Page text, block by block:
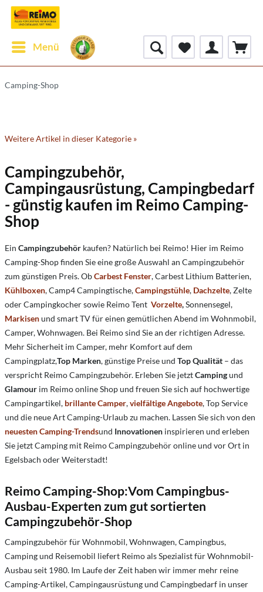
Menü
Camping-Shop
Weitere Artikel in dieser Kategorie »
Campingzubehör,
Campingausrüstung, Campingbedarf
- günstig kaufen im Reimo Camping-
Shop
Ein Campingzubehör kaufen? Natürlich bei Reimo! Hier im Reimo
Camping-Shop finden Sie eine große Auswahl an Campingzubehör
zum günstigen Preis. ObCarbest Fenster, Carbest Lithium Batterien,
Kühlboxen, Camp4 Campingtische,Campingstühle, Dachzelte, Zelte
oder Campingkocher sowie Reimo Tent Vorzelte,Sonnensegel,
Markisenund smart TV für einen gemütlichen Abend im Wohnmobil,
Camper, Wohnwagen. Bei Reimo sind Sie an der richtigen Adresse.
Mehr Sicherheit im Camper, mehr Komfort auf dem
Campingplatz,Top Marken, günstige Preise und Top Qualität – das
verspricht Reimo Campingzubehör. Erleben Sie jetztCampingund
Glamour im Reimo online Shop und freuen Sie sich auf hochwertige
Campingartikel, brillante Camper,vielfältige Angebote, Top Service
und die neue Art Camping-Urlaub zu machen. Lassen Sie sich von den
neuesten Camping-Trendsund Innovationen inspirieren und erleben
Sie jetzt Camping mit Reimo Campingzubehör online und vor Ort in
Egelsbach oder Weiterstadt!
Reimo Camping-Shop:Vom Campingbus-
Ausbau-Experten zum gut sortierten
Campingzubehör-Shop
Campingzubehör für Wohnmobil, Wohnwagen, Campingbus,
Camping und Reisemobil liefert Reimo als Spezialist für Wohnmobil-
Ausbau seit 1980. Im Laufe der Zeit haben wir immer mehr reine
Camping-Artikel, Campingausrüstung und Campingbedarf in unser